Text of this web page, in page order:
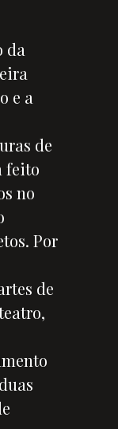
da
e a
de
feito
no
Por
de